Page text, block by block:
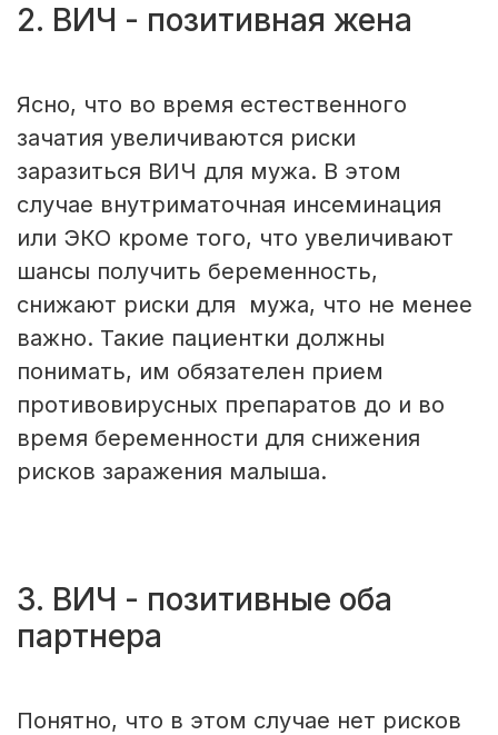
2. ВИЧ - позитивная жена
Ясно, что во время естественного
зачатия увеличиваются риски
заразиться ВИЧ для мужа. В этом
случае внутриматочная инсеминация
или ЭКО кроме того, что увеличивают
шансы получить беременность,
снижают риски для мужа, что не менее
важно. Такие пациентки должны
понимать, им обязателен прием
противовирусных препаратов до и во
время беременности для снижения
рисков заражения малыша.
3. ВИЧ - позитивные оба
партнера
Понятно, что в этом случае нет рисков